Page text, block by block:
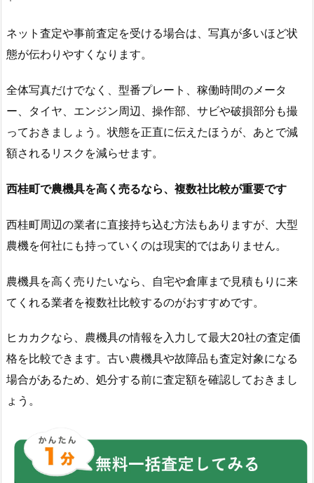
ネット査定や事前査定を受ける場合は、写真が多いほど状
態が伝わりやすくなります。
全体写真だけでなく、型番プレート、稼働時間のメータ
ー、タイヤ、エンジン周辺、操作部、サビや破損部分も撮
っておきましょう。状態を正直に伝えたほうが、あとで減
額されるリスクを減らせます。
西桂町で農機具を高く売るなら、複数社比較が重要です
西桂町周辺の業者に直接持ち込む方法もありますが、大型
農機を何社にも持っていくのは現実的ではありません。
農機具を高く売りたいなら、自宅や倉庫まで見積もりに来
てくれる業者を複数社比較するのがおすすめです。
ヒカカクなら、農機具の情報を入力して最大20社の査定価
格を比較できます。古い農機具や故障品も査定対象になる
場合があるため、処分する前に査定額を確認しておきまし
ょう。